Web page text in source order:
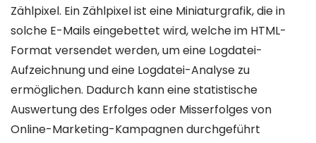
Zählpixel. Ein Zählpixel ist eine Miniaturgrafik, die in
solche E-Mails eingebettet wird, welche im HTML-
Format versendet werden, um eine Logdatei-
Aufzeichnung und eine Logdatei-Analyse zu
ermöglichen. Dadurch kann eine statistische
Auswertung des Erfolges oder Misserfolges von
Online-Marketing-Kampagnen durchgeführt